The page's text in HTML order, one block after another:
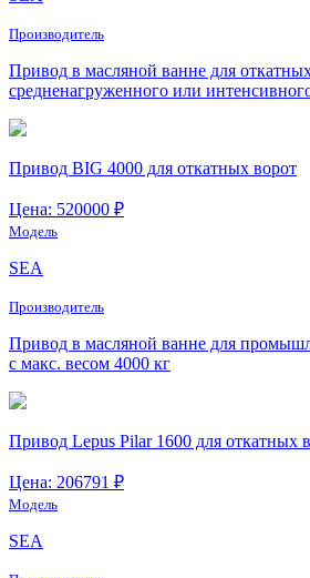
Производитель
Привод в масляной ванне для
средненагруженного или
Привод BIG 4000 для откатных ворот
Цена: 520000 ₽
Модель
SEA
Производитель
Привод в масляной ванне для
с макс. весом 4000 кг
Привод Lepus Pilar 1600 для откатных
Цена: 206791 ₽
Модель
SEA